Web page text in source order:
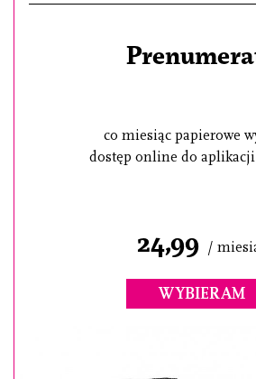
co miesiąc papierowe
dostęp online do
24,99 /
WYBIERAM